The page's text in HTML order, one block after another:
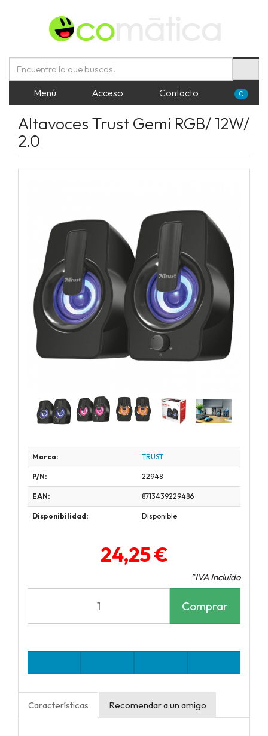
Menú Acceso Contacto 0
Altavoces Trust Gemi RGB/ 12W/
2.0
Marca: TRUST
P/N: 22948
EAN: 8713439229486
Disponibilidad: Disponible
24,25 €
*IVA Incluido
Comprar
Características Recomendar a un amigo